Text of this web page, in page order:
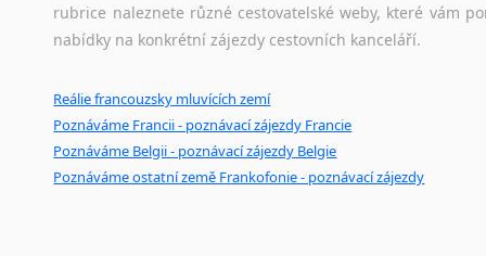
rubrice naleznete různé cestovatelské weby, které vám
nabídky na konkrétní zájezdy cestovních kanceláří.
Reálie francouzsky mluvících zemí
Poznáváme Francii - poznávací zájezdy Francie
Poznáváme Belgii - poznávací zájezdy Belgie
Poznáváme ostatní země Frankofonie - poznávací zájezdy